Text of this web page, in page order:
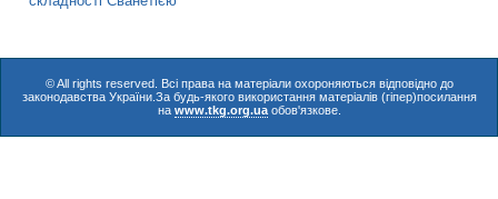
© All rights reserved. Всі права на матеріали охороняються відповідно до
законодавства України.За будь-якого використання матеріалів (гіпер)посилання
на www.tkg.org.uaобов'язкове.